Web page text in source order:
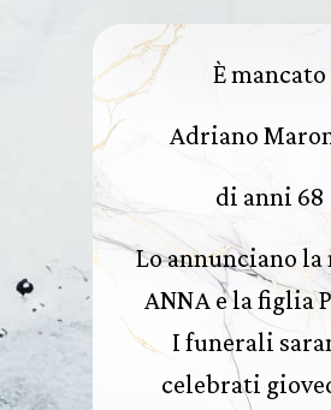
È mancato
Adriano
di anni 68
Lo annunciano la
ANNA e la figlia
I funerali
celebrati